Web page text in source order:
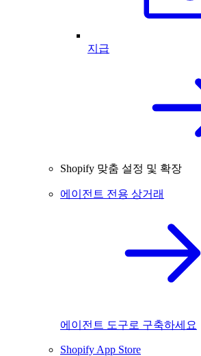
지급
Shopify 맞춤 설정 및 확장
에이전트 전용 상거래
에이전트 도구로 구축하세요
Shopify App Store